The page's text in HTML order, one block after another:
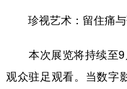
珍视艺术：留住痛与
本次展览将持续至9
观众驻足观看。当数字